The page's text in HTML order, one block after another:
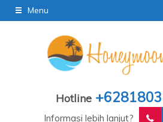
Menu
Hotline
Informasi lebih lanjut?